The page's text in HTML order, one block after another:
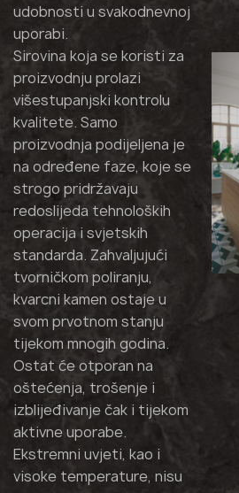
udobnosti u svakodnevnoj
uporabi.
Sirovina koja se koristi za
proizvodnju prolazi
višestupanjski kontrolu
kvalitete. Samo
proizvodnja podijeljena je
na određene faze, koje se
strogo pridržavaju
redoslijeda tehnoloških
operacija i svjetskih
standarda. Zahvaljujući
tvorničkom poliranju,
kvarcni kamen ostaje u
svom prvotnom stanju
tijekom mnogih godina.
Ostat će otporan na
oštećenja, trošenje i
izblijeđivanje čak i tijekom
aktivne uporabe.
Ekstremni uvjeti, kao i
visoke temperature, nisu